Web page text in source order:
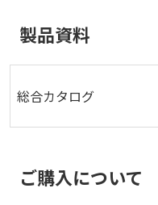
製品資料
総合カタログ
ご購入について